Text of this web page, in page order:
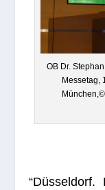
OB Dr.
Mes­se­tag,